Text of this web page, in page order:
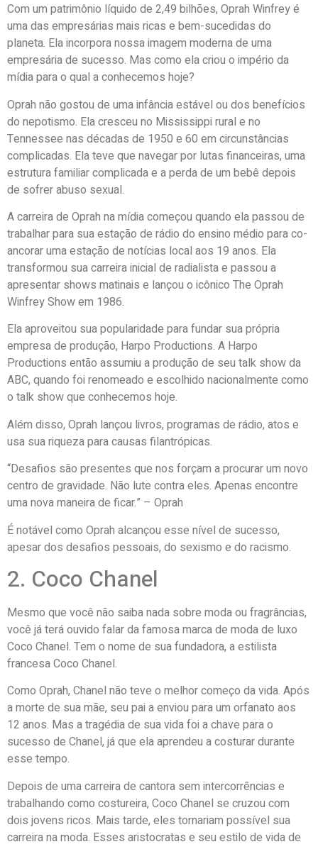
Com um patrimônio líquido de 2,49 bilhões, Oprah Winfrey é
uma das empresárias mais ricas e bem-sucedidas do
planeta. Ela incorpora nossa imagem moderna de uma
empresária de sucesso. Mas como ela criou o império da
mídia para o qual a conhecemos hoje?
Oprah não gostou de uma infância estável ou dos benefícios
do nepotismo. Ela cresceu no Mississippi rural e no
Tennessee nas décadas de 1950 e 60 em circunstâncias
complicadas. Ela teve que navegar por lutas financeiras, uma
estrutura familiar complicada e a perda de um bebê depois
de sofrer abuso sexual.
A carreira de Oprah na mídia começou quando ela passou de
trabalhar para sua estação de rádio do ensino médio para co-
ancorar uma estação de notícias local aos 19 anos. Ela
transformou sua carreira inicial de radialista e passou a
apresentar shows matinais e lançou o icônico The Oprah
Winfrey Show em 1986.
Ela aproveitou sua popularidade para fundar sua própria
empresa de produção, Harpo Productions. A Harpo
Productions então assumiu a produção de seu talk show da
ABC, quando foi renomeado e escolhido nacionalmente como
o talk show que conhecemos hoje.
Além disso, Oprah lançou livros, programas de rádio, atos e
usa sua riqueza para causas filantrópicas.
“Desafios são presentes que nos forçam a procurar um novo
centro de gravidade. Não lute contra eles. Apenas encontre
uma nova maneira de ficar.” – Oprah
É notável como Oprah alcançou esse nível de sucesso,
apesar dos desafios pessoais, do sexismo e do racismo.
2. Coco Chanel
Mesmo que você não saiba nada sobre moda ou fragrâncias,
você já terá ouvido falar da famosa marca de moda de luxo
Coco Chanel. Tem o nome de sua fundadora, a estilista
francesa Coco Chanel.
Como Oprah, Chanel não teve o melhor começo da vida. Após
a morte de sua mãe, seu pai a enviou para um orfanato aos
12 anos. Mas a tragédia de sua vida foi a chave para o
sucesso de Chanel, já que ela aprendeu a costurar durante
esse tempo.
Depois de uma carreira de cantora sem intercorrências e
trabalhando como costureira, Coco Chanel se cruzou com
dois jovens ricos. Mais tarde, eles tornariam possível sua
carreira na moda. Esses aristocratas e seu estilo de vida de